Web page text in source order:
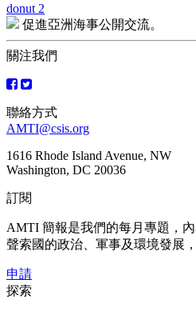
文
章
導
覽
donut 2
促進亞洲海事公開交流。
關注我們
聯絡方式
AMTI@csis.org
1616 Rhode Island Avenue, NW
Washington, DC 20036
訂閱
AMTI 簡報是我們的每月專題，
聲索國的政治、軍事及環境發展，
申請
探索